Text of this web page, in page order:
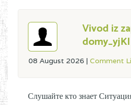
Vivod iz
domy_yjKl
08 August 2026 | Comment
Слушайте кто знает